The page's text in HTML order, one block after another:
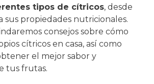
tipos de cítricos, desde
sus propiedades nutricionales.
consejos sobre cómo
cítricos en casa, así como
el mejor sabor y
tus frutas.